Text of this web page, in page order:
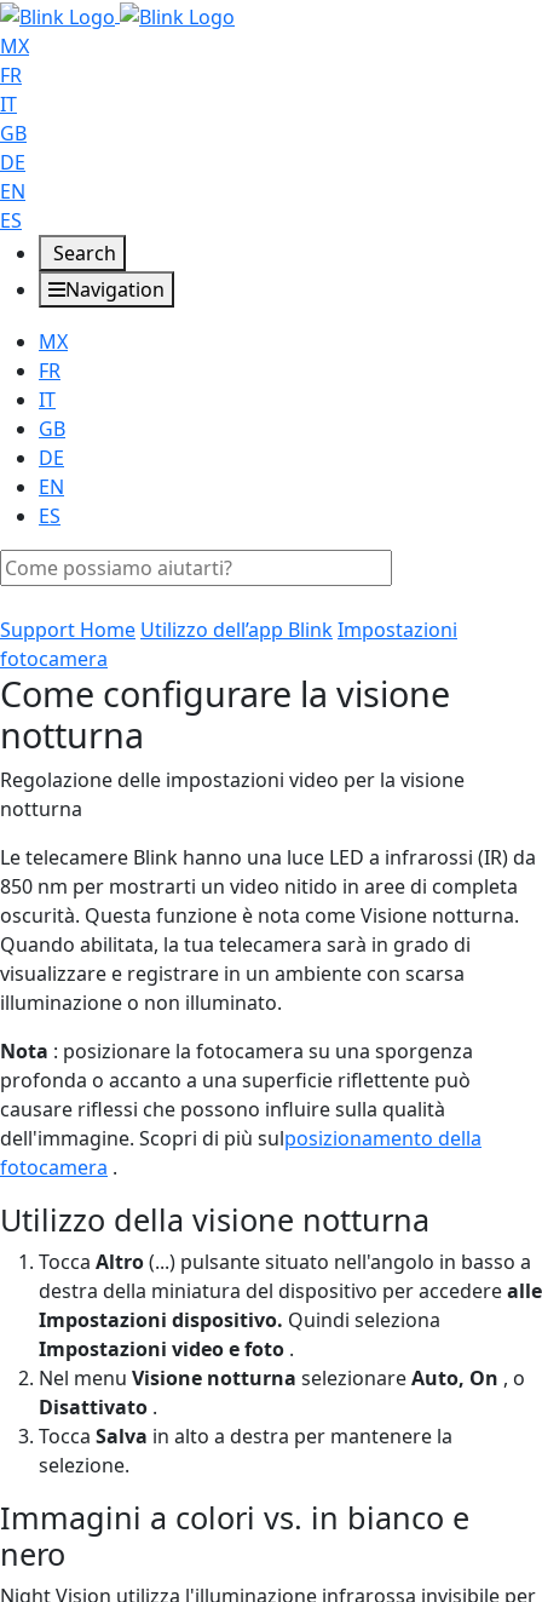
MX
FR
IT
GB
DE
EN
ES
Search
Navigation
MX
FR
IT
GB
DE
EN
ES
Support Home Utilizzo dell’app BlinkImpostazioni
fotocamera
Come configurare la visione
notturna
Regolazione delle impostazioni video per la visione
notturna
Le telecamere Blink hanno una luce LED a infrarossi (IR) da
850 nm per mostrarti un video nitido in aree di completa
oscurità. Questa funzione è nota come Visione notturna.
Quando abilitata, la tua telecamera sarà in grado di
visualizzare e registrare in un ambiente con scarsa
illuminazione o non illuminato.
Nota : posizionare la fotocamera su una sporgenza
profonda o accanto a una superficie riflettente può
causare riflessi che possono influire sulla qualità
dell'immagine. Scopri di più sulposizionamento della
fotocamera .
Utilizzo della visione notturna
Tocca Altro(...) pulsante situato nell'angolo in basso a
destra della miniatura del dispositivo per accederealle
Impostazioni dispositivo. Quindi seleziona
Impostazioni video e foto .
Nel menu Visione notturna selezionareAuto, On , o
Disattivato .
Tocca Salva in alto a destra per mantenere la
selezione.
Immagini a colori vs. in bianco e
nero
Night Vision utilizza l'illuminazione infrarossa invisibile per